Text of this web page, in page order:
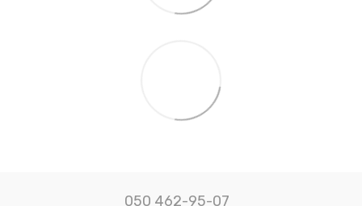
050 462-95-07